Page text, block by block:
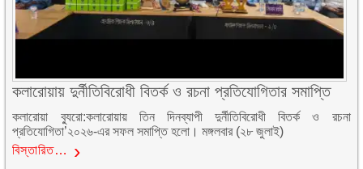
কলারোয়ায় দুর্নীতিবিরোধী বিতর্ক ও রচনা প্রতিযোগিতার সমাপ্তি
কলারোয়া ব্যুরো:কলারোয়ায় তিন দিনব্যাপী দুর্নীতিবিরোধী বিতর্ক ও রচনা
প্রতিযোগিতা’২০২৬-এর সফল সমাপ্তি হলো। মঙ্গলবার (২৮ জুলাই)
বিস্তারিত…